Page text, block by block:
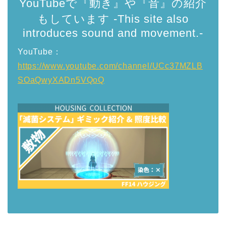
YouTubeで『動き』や『音』の紹介
もしています -This site also
introduces sound and movement.-
YouTube：
https://www.youtube.com/channel/UCc37MZLB
SOaQwyXADn5VQoQ